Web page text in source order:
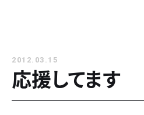
施工事例
バンホームの家づくり
2012.03.15
応援してます